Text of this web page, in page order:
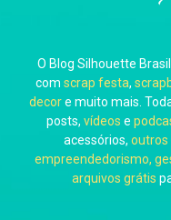
Ju
O Blog Silhouette
com scrap festa,
decore muito mais.
posts, vídeos e
acessórios, outros
empreendedorismo,
arquivos grátis